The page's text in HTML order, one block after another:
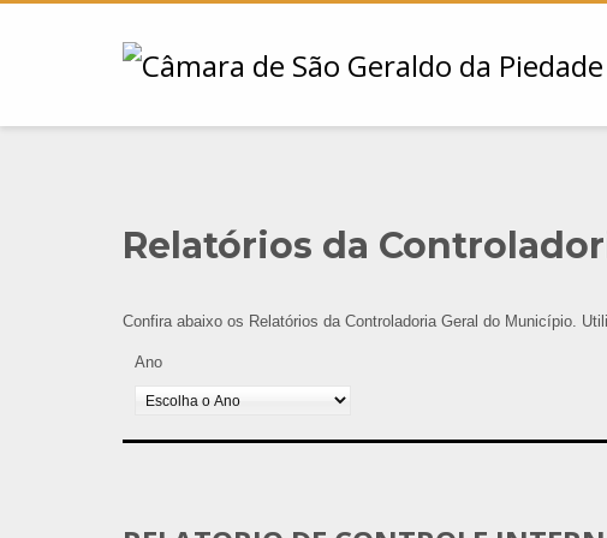
Relatórios da
Confira abaixo os Relatórios da Controladoria Geral do Município.
Ano